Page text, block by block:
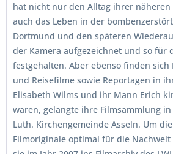
hat nicht nur den Alltag ihrer näheren
auch das Leben in der
Dortmund und den späteren
der Kamera aufgezeichnet und so für
festgehalten. Aber ebenso finden sich
und Reisefilme sowie Reportagen in
Elisabeth Wilms und ihr Mann Erich
waren, gelangte ihre Filmsammlung in
Luth. Kirchengemeinde Asseln. Um
Filmoriginale optimal für die